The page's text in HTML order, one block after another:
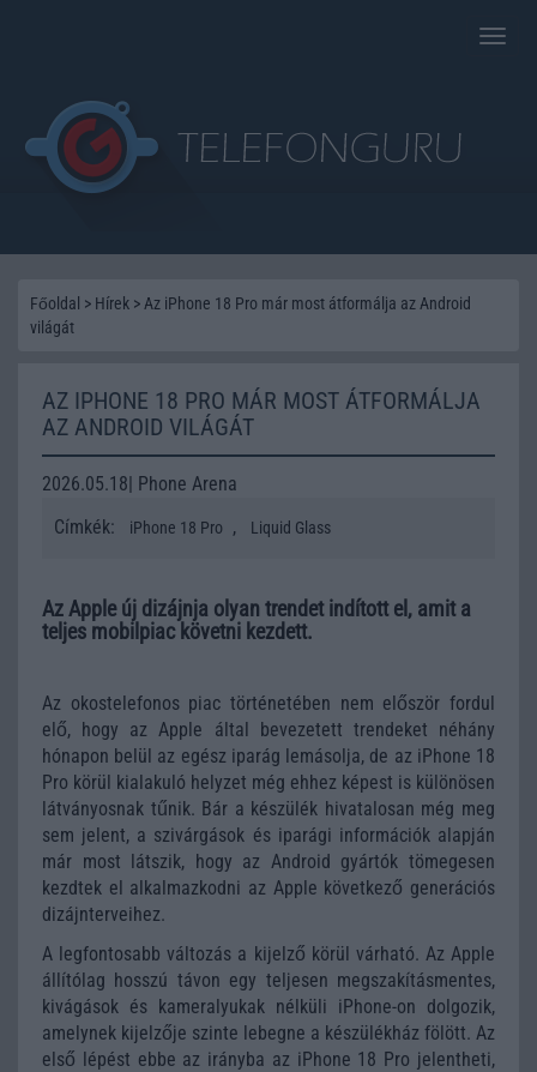
Toggle
Főoldal > Hírek > Az iPhone 18 Pro már most átformálja az Android
világát
AZ IPHONE 18 PRO MÁR MOST ÁTFORMÁLJA
AZ ANDROID VILÁGÁT
2026.05.18| Phone Arena
Címkék:
iPhone 18 Pro , Liquid Glass
Az Apple új dizájnja olyan trendet indított el, amit a
teljes mobilpiac követni kezdett.
Az okostelefonos piac történetében nem először fordul
elő, hogy az Apple által bevezetett trendeket néhány
hónapon belül az egész iparág lemásolja, de az iPhone 18
Pro körül kialakuló helyzet még ehhez képest is különösen
látványosnak tűnik. Bár a készülék hivatalosan még meg
sem jelent, a szivárgások és iparági információk alapján
már most látszik, hogy az Android gyártók tömegesen
kezdtek el alkalmazkodni az Apple következő generációs
dizájnterveihez.
A legfontosabb változás a kijelző körül várható. Az Apple
állítólag hosszú távon egy teljesen megszakításmentes,
kivágások és kameralyukak nélküli iPhone-on dolgozik,
amelynek kijelzője szinte lebegne a készülékház fölött. Az
első lépést ebbe az irányba az iPhone 18 Pro jelentheti,